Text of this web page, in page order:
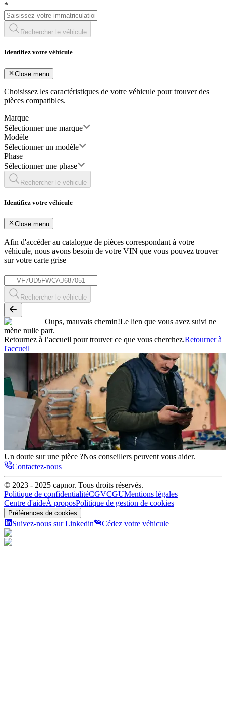
*
Rechercher le véhicule
Identifiez votre véhicule
Close menu
Choisissez les caractéristiques de votre véhicule pour trouver des
pièces compatibles.
Marque
Sélectionner une marque
Modèle
Sélectionner un modèle
Phase
Sélectionner une phase
Rechercher le véhicule
Identifiez votre véhicule
Close menu
Afin d'accéder au catalogue de pièces correspondant à votre
véhicule, nous avons besoin de votre VIN que vous pouvez trouver
sur votre carte grise
*
Rechercher le véhicule
Oups, mauvais chemin!Le lien que vous avez suivi ne
mène nulle part.
Retournez à l’accueil pour trouver ce que vous cherchez.Retourner à
l'accueil
Un doute sur une pièce ?Nos conseillers peuvent vous aider.
Contactez-nous
© 2023 - 2025 capnor. Tous droits réservés.
Politique de confidentialitéCGVCGUMentions légales
Centre d'aideÀ proposPolitique de gestion de cookies
Préférences de cookies
Suivez-nous sur Linkedin Cédez votre véhicule